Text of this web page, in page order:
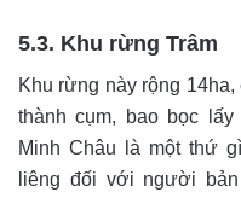
5.3. Khu rừng Trâm
Khu rừng này rộng
thành cụm, bao bọc
Minh Châu là một thứ
liêng đối với người